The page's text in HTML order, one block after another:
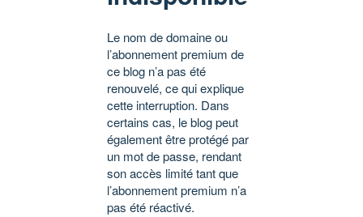
Le nom de domaine ou
l’abonnement premium de
ce blog n’a pas été
renouvelé, ce qui explique
cette interruption. Dans
certains cas, le blog peut
également être protégé par
un mot de passe, rendant
son accès limité tant que
l’abonnement premium n’a
pas été réactivé.